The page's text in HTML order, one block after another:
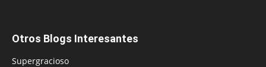
Otros Blogs Interesantes
Supergracioso